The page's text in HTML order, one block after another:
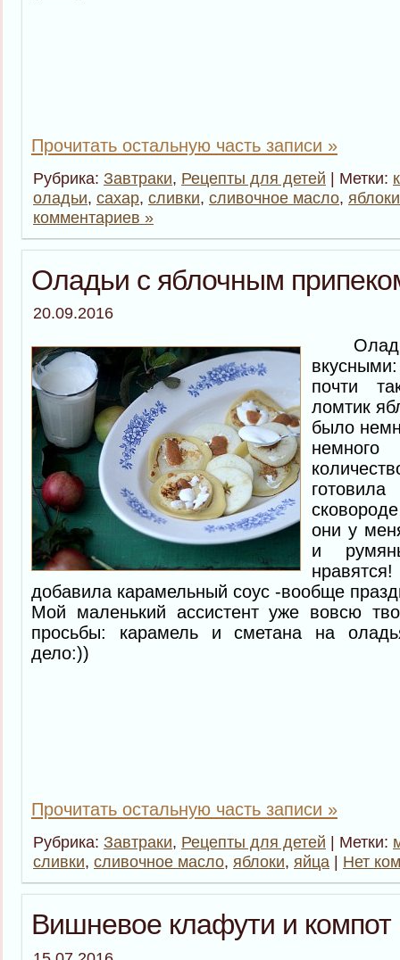
Прочитать остальную часть записи »
Рубрика: Завтраки, Рецепты для детей | Метки:
оладьи, сахар, сливки, сливочное масло, яблоки
комментариев »
Оладьи с яблочным
20.09.2016
почти
ломтик
было
немного
готовила
они у
и
добавила карамельный соус -вообще
Мой маленький ассистент уже вовсю
просьбы: карамель и сметана на
дело:))
Прочитать остальную часть записи »
Рубрика: Завтраки, Рецепты для детей | Метки:
сливки, сливочное масло, яблоки, яйца | Нет
Вишневое клафути и